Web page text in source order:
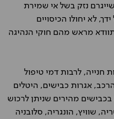
נזק בשל אי שמירת
לא יחולו הכיסויים
מראש מהם חוקי הנהיגה
חנייה, לרבות דמי טיפול
אגרות כבישים, היטלים
מהירים שניתן לרכוש
שוויץ, הונגריה, סלובניה